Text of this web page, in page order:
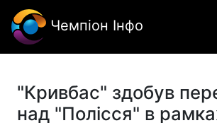
Чемпіон Інфо
"Кривбас" здобув
над "Полісся" в